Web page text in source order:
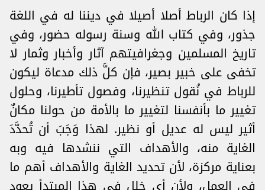
إذا كان الرباط أصلا أصيلا في ديننا له في اللغة
جذور، وفي كتاب الله وسنة رسوله حضور، وفي
تاريخ المسلمين وجغرافيتهم آثار وأخبار وثمار لا
تخفى على خبير بصير، فإن كلَّ ذلك مدعاة ليكون
للرباط في نُقول تنظيرنا، وفصول تأطيرنا، وحلول
تغيير ما بأنفسنا لتغيير ما بالأمة من حولنا مكانٌ
أثير ليس له عديل أو نظير. لهذا وَجَبَ أن تُحدَّدَ
الغاية منه، والأهداف التي ننشدها فيه وبه
بعناية مركزة، لأن تحديد الغاية والأهداف أهم ما